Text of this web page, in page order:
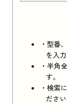
・型番
を入力
・半角
す。
・検索
ださい
ら
iPad